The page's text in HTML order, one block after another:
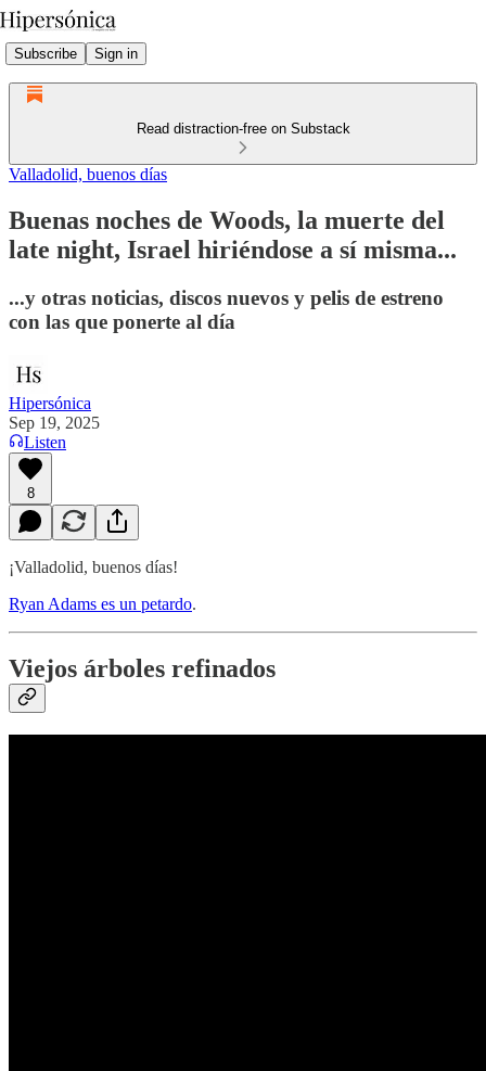
Subscribe Sign in
Read distraction-free on Substack
Valladolid, buenos días
Buenas noches de Woods, la muerte del
late night, Israel hiriéndose a sí misma...
...y otras noticias, discos nuevos y pelis de estreno
con las que ponerte al día
Hipersónica
Sep 19, 2025
Listen
8
¡Valladolid, buenos días!
Ryan Adams es un petardo.
Viejos árboles refinados